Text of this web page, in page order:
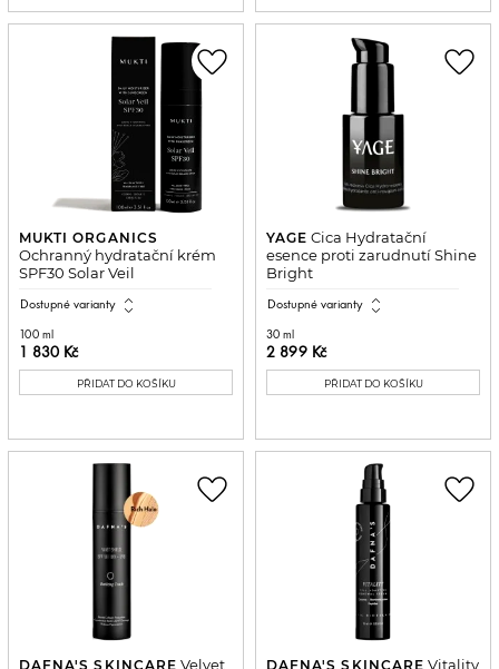
MUKTI ORGANICS
Ochranný hydratační krém
SPF30 Solar Veil
Dostupné varianty expand_all
100 ml
1 830 Kč
PŘIDAT DO KOŠÍKU
favorite_border
YAGE Cica Hydratační
esence proti zarudnutí Shine
Bright
Dostupné varianty expand_all
30 ml
2 899 Kč
PŘIDAT DO KOŠÍKU
favorite_border
DAFNA'S SKINCARE Velvet
favorite_border
DAFNA'S SKINCARE Vitality
favorite_border